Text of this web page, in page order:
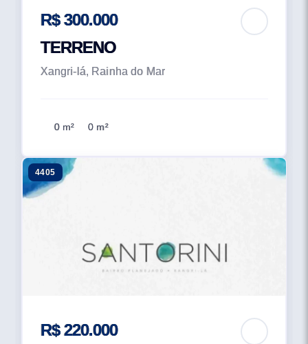
R$ 300.000
TERRENO
Xangri-lá, Rainha do Mar
0 m² 0 m²
4405
R$ 220.000